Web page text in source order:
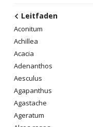
Leitfaden
Aconitum
Achillea
Acacia
Adenanthos
Aesculus
Agapanthus
Agastache
Ageratum